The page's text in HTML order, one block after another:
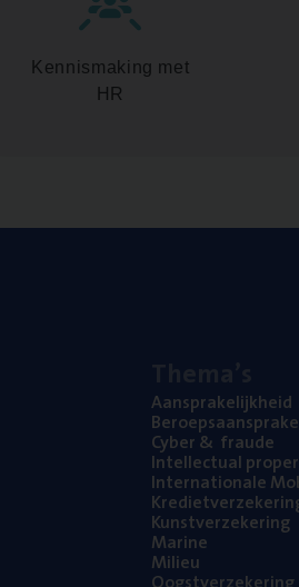
Kennismaking met
HR
Aan­spra­ke­lijk­heid
Cyber& fraude
Intel­lec­tu­al
Inter­na­ti­o­na­le
Kunst­ver­ze­ke­ring
Mari­ne
Mili­eu